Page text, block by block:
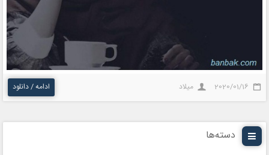
2020/01/16 میلاد ادامه / دانلود
دسته‌ها